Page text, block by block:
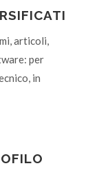
articoli,
per
in